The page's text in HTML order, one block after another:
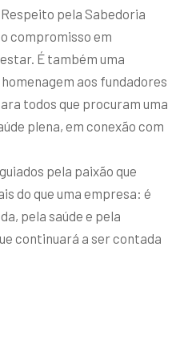
pela Sabedoria
compromisso em
É também uma
aos fundadores
todos que procuram uma
plena, em conexão com
pela paixão que
do que uma empresa: é
pela saúde e pela
continuará a ser contada